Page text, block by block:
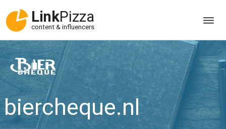
LinkPizza
content & influencers
biercheque.nl